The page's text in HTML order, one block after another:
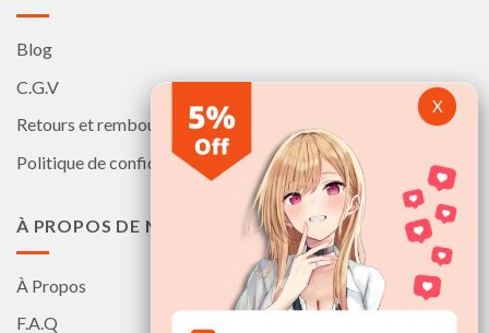
Blog
C.G.V
Retours et remboursements
Politique de confidentialité
À PROPOS DE NOUS
À Propos
F.A.Q